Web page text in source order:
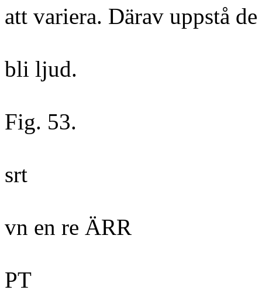
att variera. Därav uppstå
bli ljud.
Fig. 53.
srt
vn en re ÄRR
PT